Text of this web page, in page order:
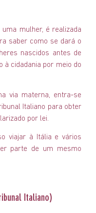
mulher, é realizada
saber como se dará o
nascidos antes de
à cidadania por meio do
via materna, entra-se
Italiano para obter
por lei.
viajar à Itália e vários
parte de um mesmo
Italiano)